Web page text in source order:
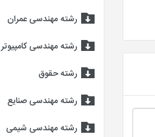
رشته مهندسی عمران
رشته مهندسی کامپیوتر
رشته حقوق
رشته مهندسی صنایع
رشته مهندسی شیمی